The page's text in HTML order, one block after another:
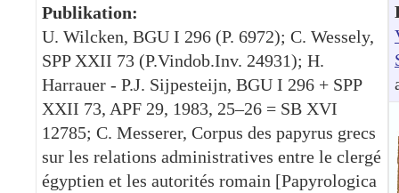
Publikation:
U. Wilcken, BGU I 296 (P. 6972); C. Wessely,
SPP XXII 73 (P.Vindob.Inv. 24931); H.
Harrauer - P.J. Sijpesteijn, BGU I 296 + SPP
XXII 73, APF 29, 1983, 25–26 = SB XVI
12785; C. Messerer, Corpus des papyrus grecs
sur les relations administratives entre le clergé
égyptien et les autorités romain [Papyrologica